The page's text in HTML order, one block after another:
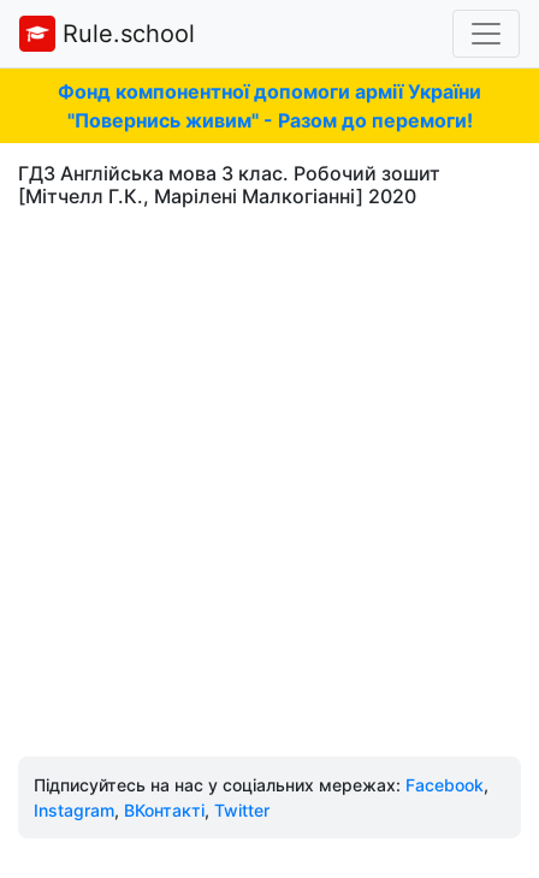
Rule.school
Фонд компонентної допомоги армії України
"Повернись живим" - Разом до перемоги!
ГДЗ Англійська мова 3 клас. Робочий зошит
[Мітчелл Г.К., Марілені Малкогіанні] 2020
Підписуйтесь на нас у соціальних мережах: Facebook,
Instagram, ВКонтакті, Twitter